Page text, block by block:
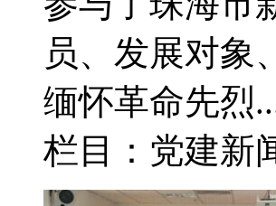
员、发展对象
缅怀革命先烈
栏目：党建